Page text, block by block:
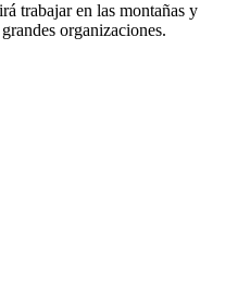
trabajar en las montañas y
organizaciones.